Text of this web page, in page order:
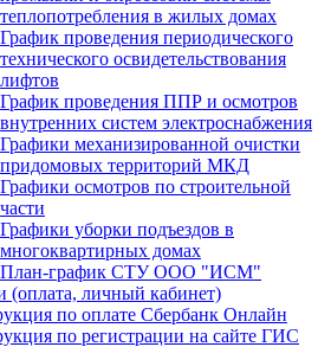
теплопотребления в жилых домах
График проведения периодического
технического освидетельствования
лифтов
График проведения ППР и осмотров
внутренних систем электроснабжения
Графики механизированной очистки
придомовых территорий МКД
Графики осмотров по строительной
части
Графики уборки подъездов в
многоквартирных домах
План-график СТУ ООО "ИСМ"
(оплата, личный кабинет)
по оплате Сбербанк Онлайн
по регистрации на сайте ГИС